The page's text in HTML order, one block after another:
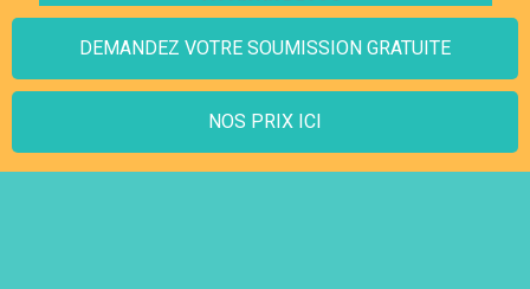
DEMANDEZ VOTRE SOUMISSION GRATUITE
NOS PRIX ICI